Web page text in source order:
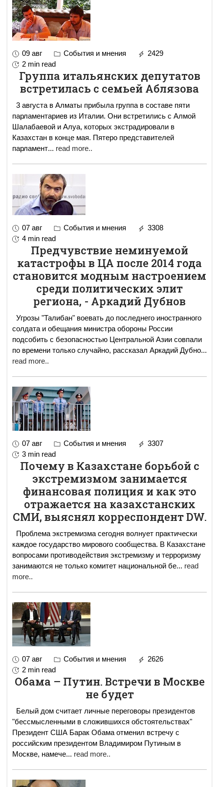
09 авг События и мнения
2429
2 min read
Группа итальянских депутатов
встретилась с семьей Аблязова
3 августа в Алматы прибыла группа в составе пяти
парламентариев из Италии. Они встретились с Алмой
Шалабаевой и Алуа, которых экстрадировали в
Казахстан в конце мая. Пятеро представителей
парламент... read more..
07 авг События и мнения
3308
4 min read
Предчувствие неминуемой
катастрофы в ЦА после 2014 года
становится модным настроением
среди политических элит
региона, - Аркадий Дубнов
Угрозы "Талибан" воевать до последнего иностранного
солдата и обещания министра обороны России
подсобить с безопасностью Центральной Азии совпали
по времени только случайно, рассказал Аркадий Дубно...
read more..
07 авг События и мнения
3307
3 min read
Почему в Казахстане борьбой с
экстремизмом занимается
финансовая полиция и как это
отражается на казахстанских
СМИ, выяснял корреспондент DW.
Проблема экстремизма сегодня волнует практически
каждое государство мирового сообщества. В Казахстане
вопросами противодействия экстремизму и терроризму
занимаются не только комитет национальной бе... read
more..
07 авг События и мнения
2626
2 min read
Обама – Путин. Встречи в Москве
не будет
Белый дом считает личные переговоры президентов
"бессмысленными в сложившихся обстоятельствах"
Президент США Барак Обама отменил встречу с
российским президентом Владимиром Путиным в
Москве, намече... read more..